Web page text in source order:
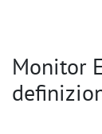
Monitor